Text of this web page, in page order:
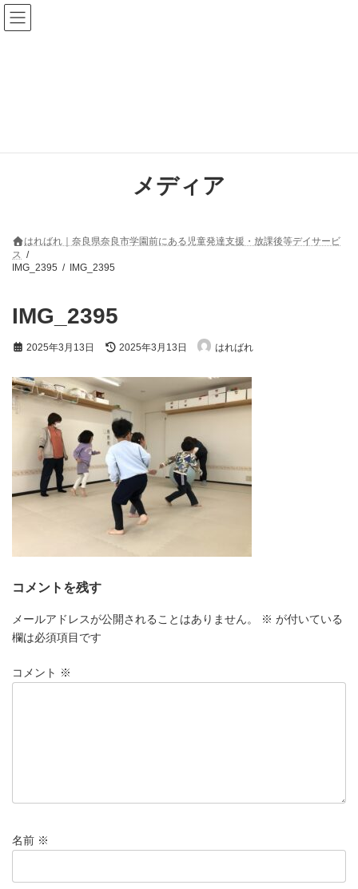
コ
ン
テ
ナ
ビ
ゲ
メディア
はればれ｜奈良県奈良市学園前にある児童発達支援・放課後等デイサービ
ス
IMG_2395
IMG_2395
IMG_2395
2025年3月13日
最
新
時
:
2025年3月13日 はればれ
コメントを残す
メールアドレスが公開されることはありません。 ※ が付いている
欄は必須項目です
コメント ※
名前 ※